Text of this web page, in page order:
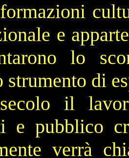
e
lo
strumento di
il
e pubblico
verrà